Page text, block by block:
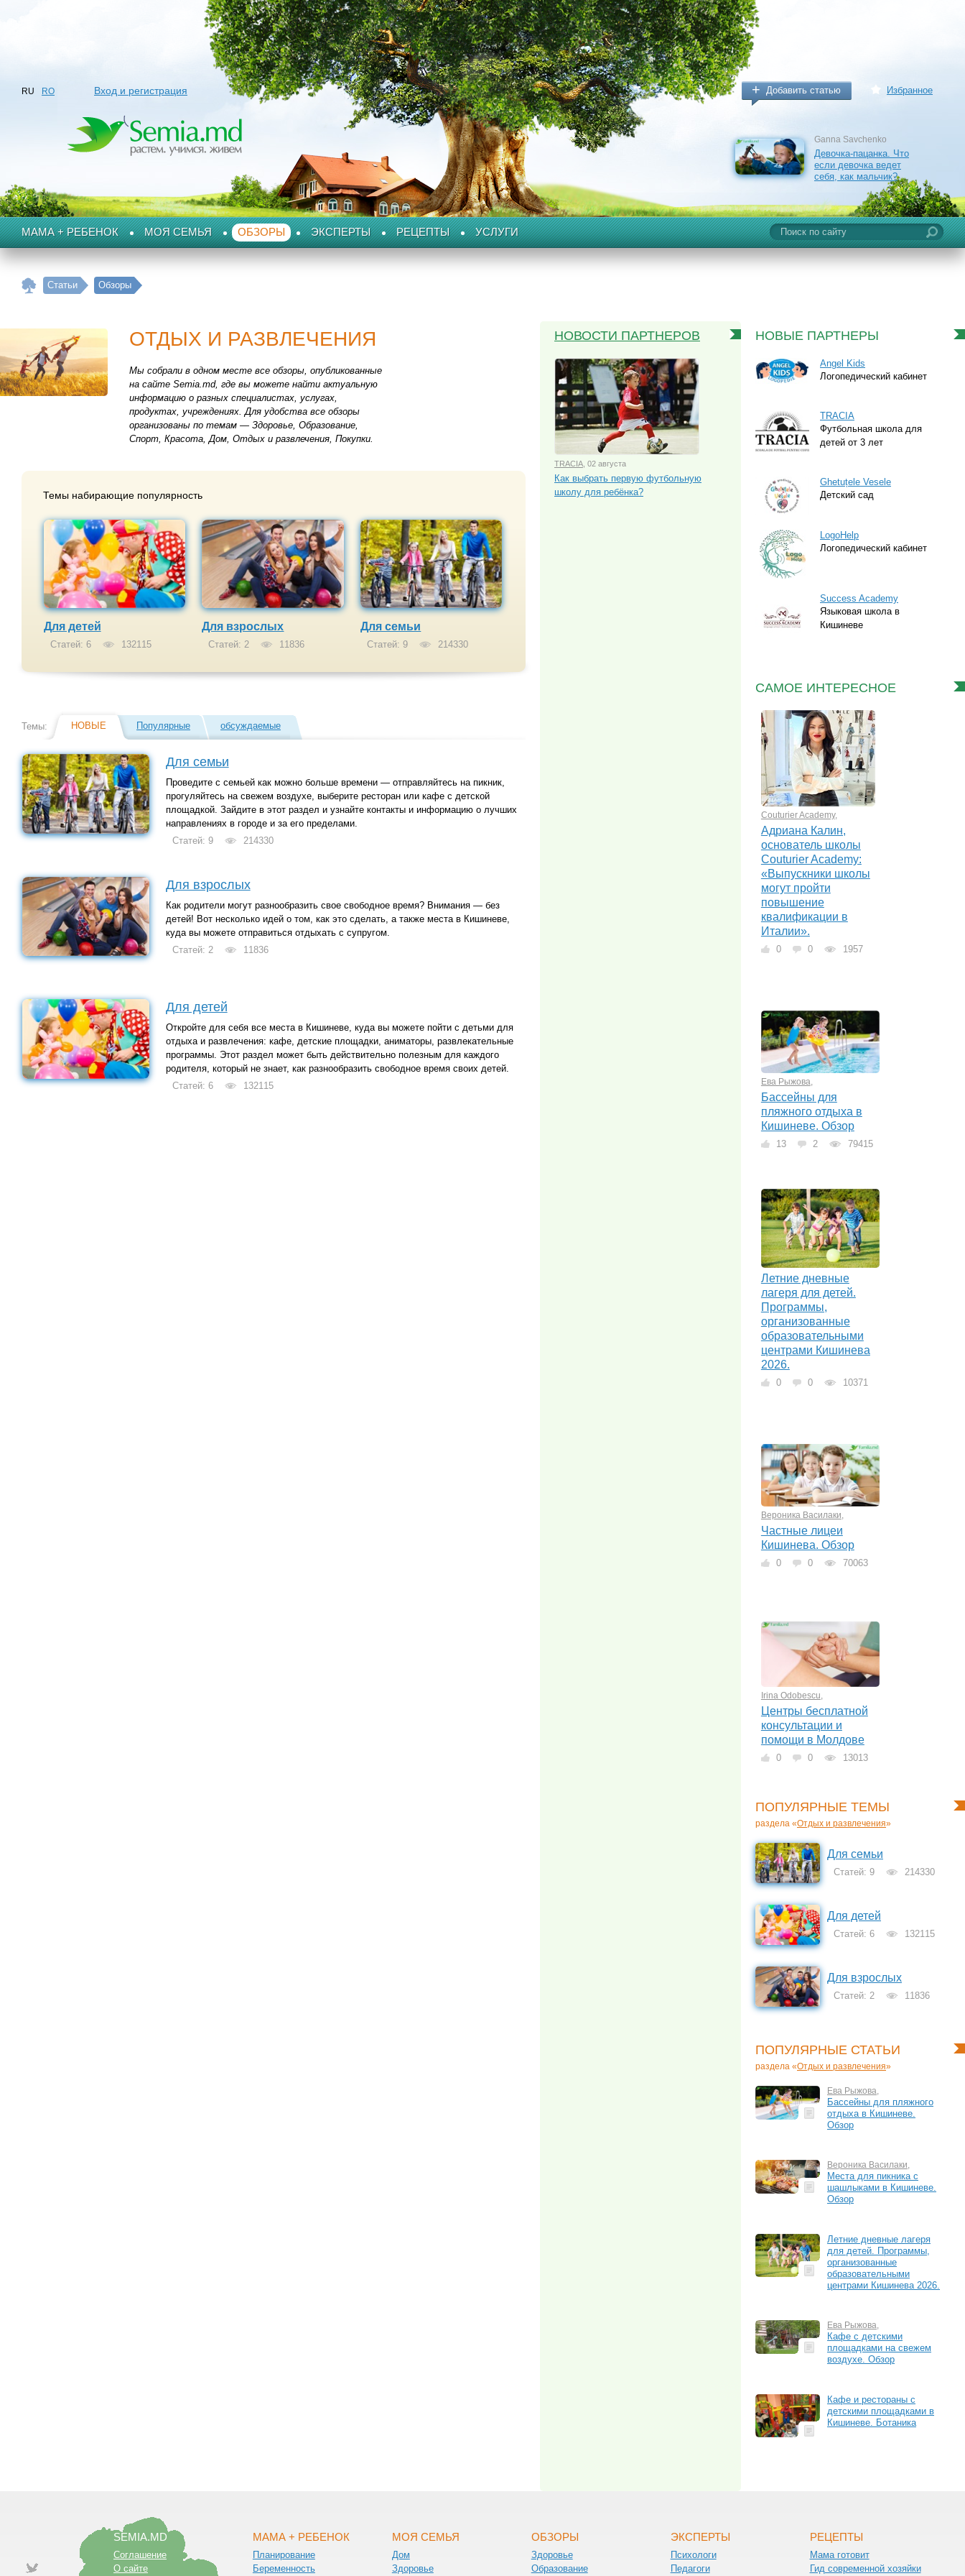
RU RO Вход и регистрация Добавить статью Избранное
Ganna Savchenko
Девочка-пацанка. Что
если девочка ведет
себя, как мальчик?
МАМА + РЕБЕНОК МОЯ СЕМЬЯ ОБЗОРЫ ЭКСПЕРТЫ РЕЦЕПТЫ УСЛУГИ
Статьи Обзоры
ОТДЫХ И РАЗВЛЕЧЕНИЯ
Мы собрали в одном месте все обзоры, опубликованные
на сайте Semia.md, где вы можете найти актуальную
информацию о разных специалистах, услугах,
продуктах, учреждениях. Для удобства все обзоры
организованы по темам — Здоровье, Образование,
Спорт, Красота, Дом, Отдых и развлечения, Покупки.
Темы набирающие популярность
Для детей
Статей: 6 132115
Для взрослых
Статей: 2 11836
Для семьи
Статей: 9 214330
Темы: НОВЫЕ Популярные обсуждаемые
Для семьи
Проведите с семьей как можно больше времени — отправляйтесь на пикник,
прогуляйтесь на свежем воздухе, выберите ресторан или кафе с детской
площадкой. Зайдите в этот раздел и узнайте контакты и информацию о лучших
направлениях в городе и за его пределами.
Статей: 9
214330
Для взрослых
Как родители могут разнообразить свое свободное время? Внимания — без
детей! Вот несколько идей о том, как это сделать, а также места в Кишиневе,
куда вы можете отправиться отдыхать с супругом.
Статей: 2
11836
Для детей
Откройте для себя все места в Кишиневе, куда вы можете пойти с детьми для
отдыха и развлечения: кафе, детские площадки, аниматоры, развлекательные
программы. Этот раздел может быть действительно полезным для каждого
родителя, который не знает, как разнообразить свободное время своих детей.
Статей: 6
132115
НОВОСТИ ПАРТНЕРОВ
TRACIA , 02 августа
Как выбрать первую футбольную
школу для ребёнка?
НОВЫЕ ПАРТНЕРЫ
Angel Kids
Логопедический кабинет
TRACIA
Футбольная школа для
детей от 3 лет
Ghetuțele Vesele
Детский сад
LogoHelp
Логопедический кабинет
Success Academy
Языковая школа в
Кишиневе
САМОЕ ИНТЕРЕСНОЕ
Couturier Academy,
Адриана Калин,
основатель школы
Couturier Academy:
«Выпускники школы
могут пройти
повышение
квалификации в
Италии».
0 0 1957
Ева Рыжова,
Бассейны для
пляжного отдыха в
Кишиневе. Обзор
13 2 79415
Летние дневные
лагеря для детей.
Программы,
организованные
образовательными
центрами Кишинева
2026.
0 0 10371
Вероника Василаки,
Частные лицеи
Кишинева. Обзор
0 0 70063
Irina Odobescu,
Центры бесплатной
консультации и
помощи в Молдове
0 0 13013
ПОПУЛЯРНЫЕ ТЕМЫ
раздела «Отдых и развлечения»
Для семьи
Статей: 9 214330
Для детей
Статей: 6 132115
Для взрослых
Статей: 2 11836
ПОПУЛЯРНЫЕ СТАТЬИ
раздела «Отдых и развлечения»
Ева Рыжова,
Бассейны для пляжного
отдыха в Кишиневе.
Обзор
Вероника Василаки,
Места для пикника с
шашлыками в Кишиневе.
Обзор
Летние дневные лагеря
для детей. Программы,
организованные
образовательными
центрами Кишинева 2026.
Ева Рыжова,
Кафе с детскими
площадками на свежем
воздухе. Обзор
Кафе и рестораны с
детскими площадками в
Кишиневе. Ботаника
SEMIA.MD
Соглашение
О сайте
МАМА + РЕБЕНОК
Планирование
Беременность
МОЯ СЕМЬЯ
Дом
Здоровье
ОБЗОРЫ
Здоровье
Образование
ЭКСПЕРТЫ
Психологи
Педагоги
РЕЦЕПТЫ
Мама готовит
Гид современной хозяйки